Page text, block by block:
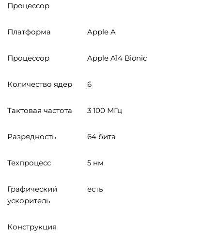
Процессор
Платформа Apple A
Процессор Apple A14 Bionic
Количество ядер 6
Тактовая частота 3 100 МГц
Разрядность 64 бита
Техпроцесс 5 нм
Графический
ускоритель
есть
Конструкция